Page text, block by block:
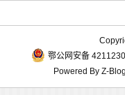
鄂公网安备
Powered By Z-